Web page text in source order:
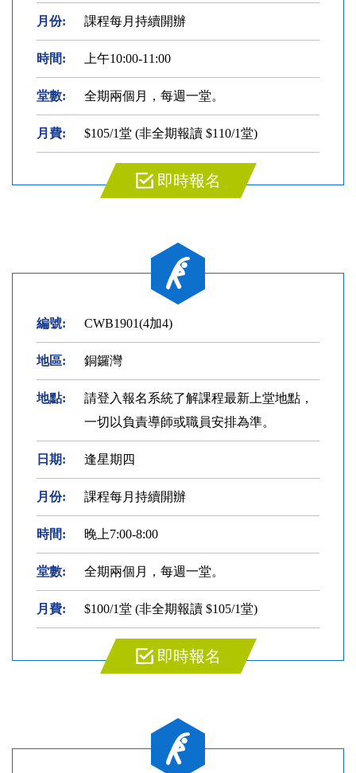
月份: 課程每月持續開辦
時間: 上午10:00-11:00
堂數: 全期兩個月，每週一堂。
月費: $105/1堂 (非全期報讀 $110/1堂)
即時報名
編號: CWB1901(4加4)
地區: 銅鑼灣
地點:
請登入報名系統了解課程最新上堂地點，
一切以負責導師或職員安排為準。
日期: 逢星期四
月份: 課程每月持續開辦
時間: 晚上7:00-8:00
堂數: 全期兩個月，每週一堂。
月費: $100/1堂 (非全期報讀 $105/1堂)
即時報名